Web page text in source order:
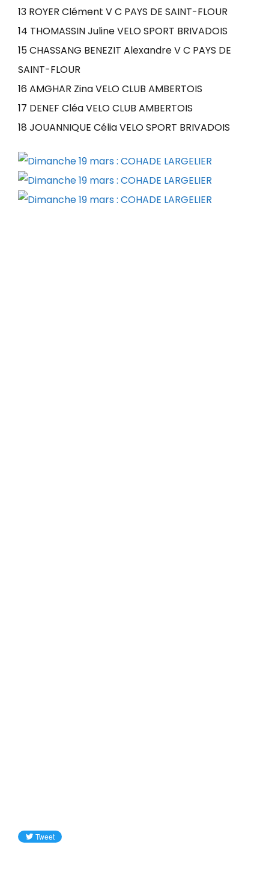
13 ROYER Clément V C PAYS DE SAINT-FLOUR
14 THOMASSIN Juline VELO SPORT BRIVADOIS
15 CHASSANG BENEZIT Alexandre V C PAYS DE
SAINT-FLOUR
16 AMGHAR Zina VELO CLUB AMBERTOIS
17 DENEF Cléa VELO CLUB AMBERTOIS
18 JOUANNIQUE Célia VELO SPORT BRIVADOIS